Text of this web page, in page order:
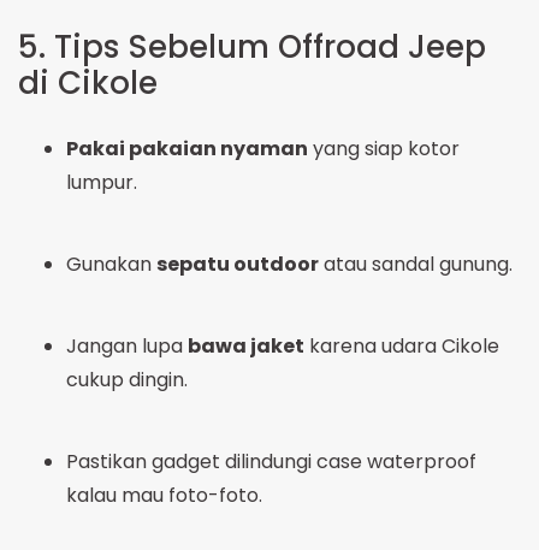
5. Tips Sebelum Offroad Jeep
di Cikole
Pakai pakaian nyaman yang siap kotor
lumpur.
Gunakan sepatu outdooratau sandal gunung.
Jangan lupa bawa jaket karena udara Cikole
cukup dingin.
Pastikan gadget dilindungi case waterproof
kalau mau foto-foto.